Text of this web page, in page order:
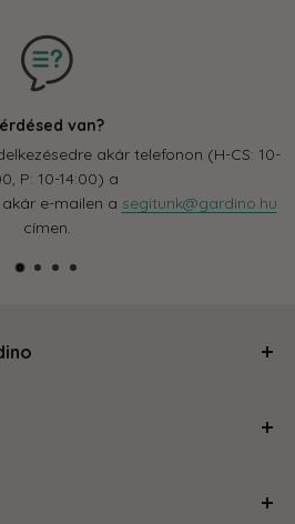
van?
akár telefonon (H-CS: 10-
P: 10-14:00) a
akár e-mailen a segitunk@gardino.hu
címen.
kerted olyan legyen,
a kertészkedés egyszerű és